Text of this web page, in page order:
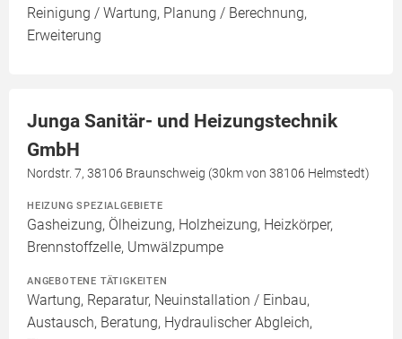
Reinigung / Wartung, Planung / Berechnung,
Erweiterung
Junga Sanitär- und Heizungstechnik
GmbH
Nordstr. 7, 38106 Braunschweig (30km von 38106 Helmstedt)
HEIZUNG SPEZIALGEBIETE
Gasheizung, Ölheizung, Holzheizung, Heizkörper,
Brennstoffzelle, Umwälzpumpe
ANGEBOTENE TÄTIGKEITEN
Wartung, Reparatur, Neuinstallation / Einbau,
Austausch, Beratung, Hydraulischer Abgleich,